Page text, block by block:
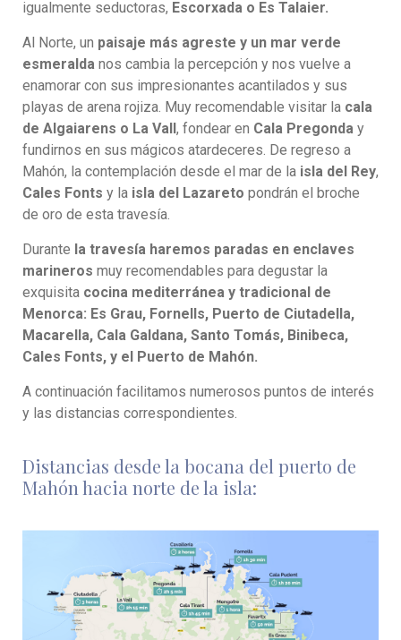
igualmente seductoras, Escorxada o Es Talaier.
Al Norte, un paisaje más agreste y un mar verde
esmeralda nos cambia la percepción y nos vuelve a
enamorar con sus impresionantes acantilados y sus
playas de arena rojiza. Muy recomendable visitar la cala
de Algaiarens o La Vall, fondear en Cala Pregonda y
fundirnos en sus mágicos atardeceres. De regreso a
Mahón, la contemplación desde el mar de la isla del Rey,
Cales Fonts y la isla del Lazareto pondrán el broche
de oro de esta travesía.
Durante la travesía haremos paradas en enclaves
marineros muy recomendables para degustar la
exquisita cocina mediterránea y tradicional de
Menorca: Es Grau, Fornells, Puerto de Ciutadella,
Macarella, Cala Galdana, Santo Tomás, Binibeca,
Cales Fonts, y el Puerto de Mahón.
A continuación facilitamos numerosos puntos de interés
y las distancias correspondientes.
Distancias desde la bocana del puerto de
Mahón hacia norte de la isla: